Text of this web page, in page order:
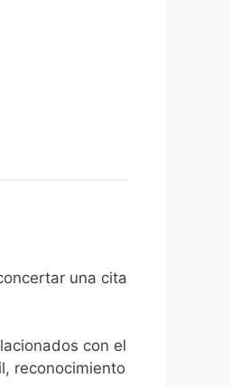
una cita
con el
reconocimiento